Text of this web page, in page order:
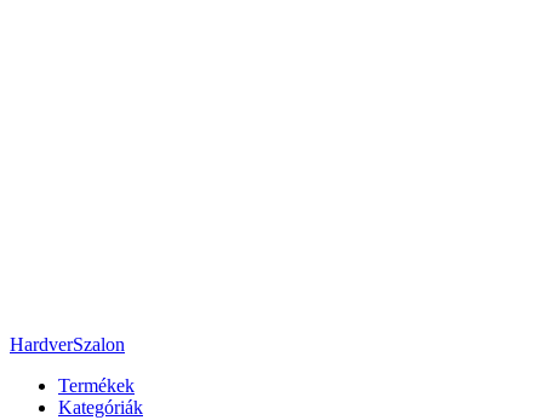
HardverSzalon
Termékek
Kategóriák